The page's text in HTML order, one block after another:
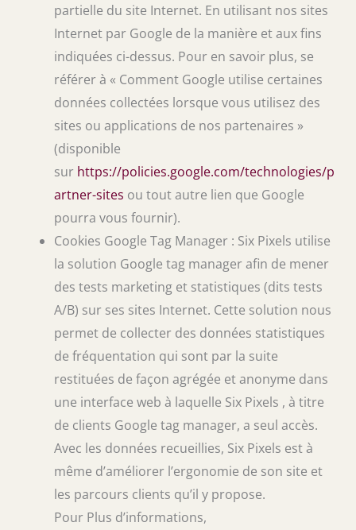
partielle du site Internet. En utilisant nos sites
Internet par Google de la manière et aux fins
indiquées ci-dessus. Pour en savoir plus, se
référer à « Comment Google utilise certaines
données collectées lorsque vous utilisez des
sites ou applications de nos partenaires »
(disponible
sur https://policies.google.com/technologies/p
artner-sites ou tout autre lien que Google
pourra vous fournir).
Cookies Google Tag Manager : Six Pixels utilise
la solution Google tag manager afin de mener
des tests marketing et statistiques (dits tests
A/B) sur ses sites Internet. Cette solution nous
permet de collecter des données statistiques
de fréquentation qui sont par la suite
restituées de façon agrégée et anonyme dans
une interface web à laquelle Six Pixels , à titre
de clients Google tag manager, a seul accès.
Avec les données recueillies, Six Pixels est à
même d’améliorer l’ergonomie de son site et
les parcours clients qu’il y propose.
Pour Plus d’informations,